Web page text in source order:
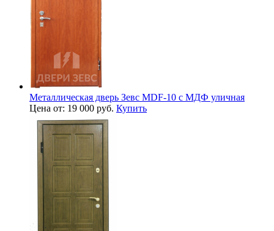
Металлическая дверь Зевс MDF-10 с МДФ уличная
Цена от: 19 000 руб. Купить